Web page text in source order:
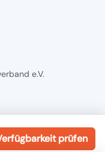
prüfen
e.V.